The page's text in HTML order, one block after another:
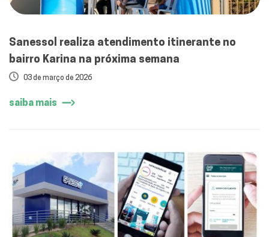
Sanessol realiza atendimento itinerante no
bairro Karina na próxima semana
03 de março de 2026
saiba mais